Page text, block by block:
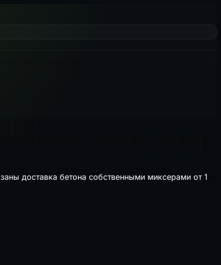
доставка бетона собственными миксерами от 1